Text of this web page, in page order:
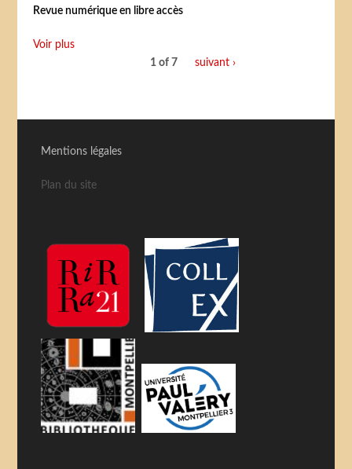
Revue numérique en libre accès
Voir plus
1 of 7
suivant ›
Mentions légales
Plan du site